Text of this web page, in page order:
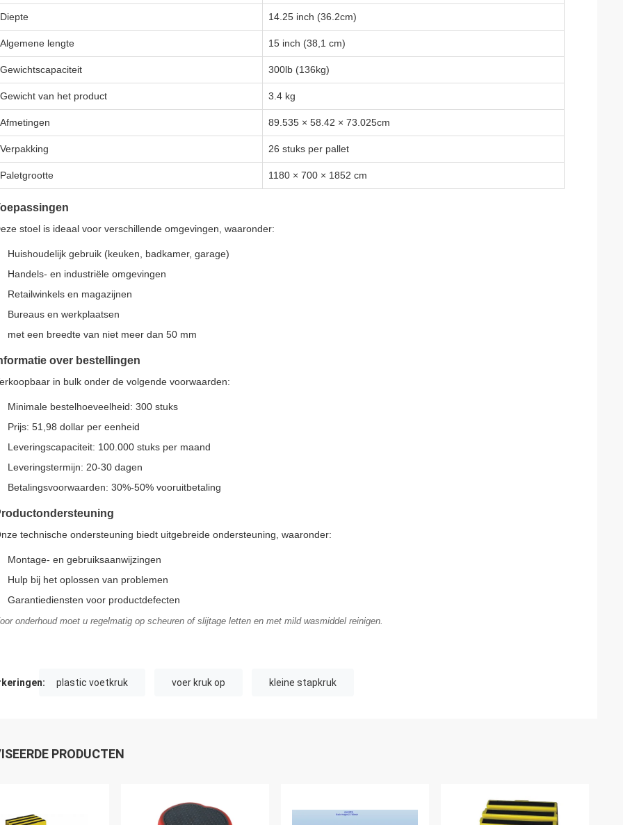
Diepte 14.25 inch (36.2cm)
Algemene lengte 15 inch (38,1 cm)
Gewichtscapaciteit 300lb (136kg)
Gewicht van het product 3.4 kg
Afmetingen 89.535 × 58.42 × 73.025cm
Verpakking 26 stuks per pallet
Paletgrootte 1180 × 700 × 1852 cm
stoel is ideaal voor verschillende omgevingen, waaronder:
Huishoudelijk gebruik (keuken, badkamer, garage)
Handels- en industriële omgevingen
Retailwinkels en magazijnen
Bureaus en werkplaatsen
met een breedte van niet meer dan 50 mm
over bestellingen
in bulk onder de volgende voorwaarden:
Minimale bestelhoeveelheid: 300 stuks
Prijs: 51,98 dollar per eenheid
Leveringscapaciteit: 100.000 stuks per maand
Leveringstermijn: 20-30 dagen
Betalingsvoorwaarden: 30%-50% vooruitbetaling
technische ondersteuning biedt uitgebreide ondersteuning, waaronder:
Montage- en gebruiksaanwijzingen
Hulp bij het oplossen van problemen
Garantiediensten voor productdefecten
onderhoud moet u regelmatig op scheuren of slijtage letten en met mild wasmiddel reinigen.
plastic voetkruk voer kruk op kleine stapkruk
PRODUCTEN